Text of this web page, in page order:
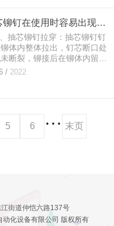
抽芯铆钉在使用时容易出现的问题与解决方法
抽芯铆钉拉穿：抽芯铆钉钉
体内整体拉出，钉芯断口处
断裂，铆接后在铆体内留下
的空洞。拉穿现象主要产生
/ 2022
5 6 ··· 末页
街道仲恺六路137号
化设备有限公司 版权所有